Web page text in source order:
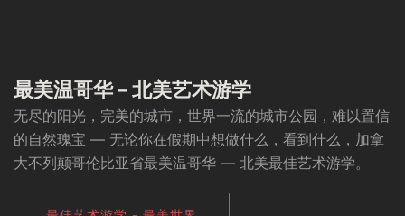
最美温哥华 – 北美艺术游学
无尽的阳光，完美的城市，世界一流的城市公园，难以置信
的自然瑰宝 — 无论你在假期中想做什么，看到什么，加拿
大不列颠哥伦比亚省最美温哥华 — 北美最佳艺术游学。